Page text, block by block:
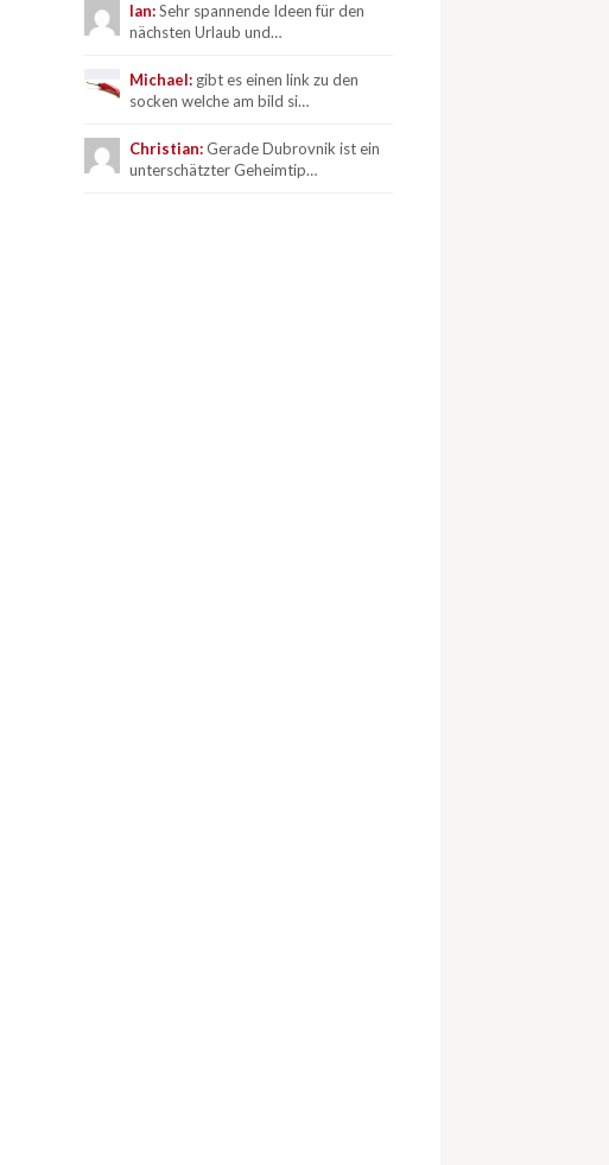
Ian:Sehr spannende Ideen für den
nächsten Urlaub und…
Michael: gibt es einen link zu den
socken welche am bild si…
Christian:Gerade Dubrovnik ist ein
unterschätzter Geheimtip…